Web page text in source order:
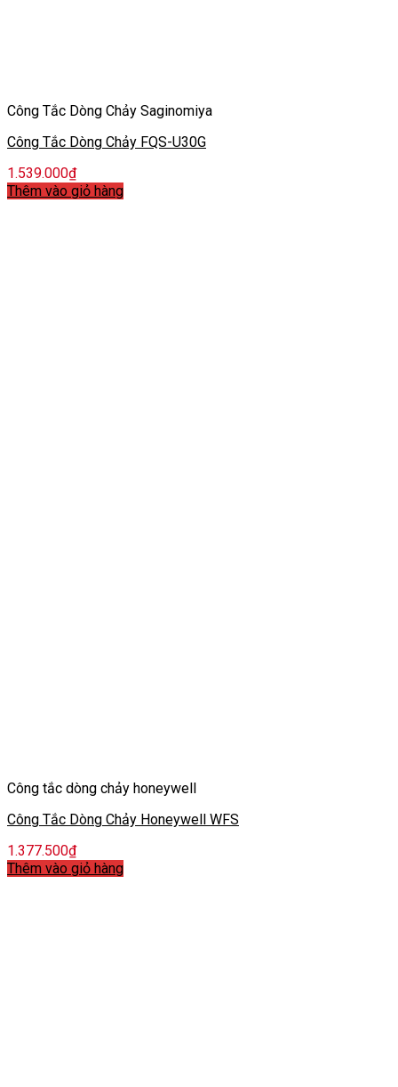
Công Tắc Dòng Chảy Saginomiya
Công Tắc Dòng Chảy FQS-U30G
1.539.000₫
Thêm vào giỏ hàng
Công tắc dòng chảy honeywell
Công Tắc Dòng Chảy Honeywell WFS
1.377.500₫
Thêm vào giỏ hàng